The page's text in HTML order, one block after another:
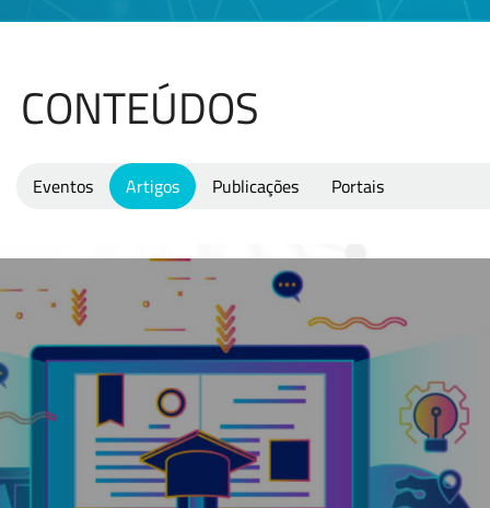
CONTEÚDOS
Eventos Artigos Publicações Portais